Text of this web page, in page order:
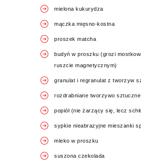
mielona kukurydza
mączka mięsno-kostna
proszek matcha
budyń w proszku (grozi
ruszcie magnetycznym)
granulat i regranulat z tworzyw
rozdrabniane tworzywo sztuczne
popiół (nie żarzący się, lecz
sypkie nieabrazyjne mieszanki
mleko w proszku
suszona czekolada